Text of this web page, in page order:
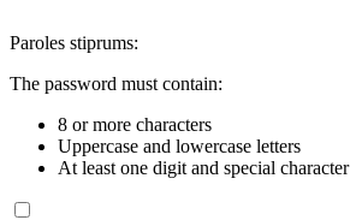
Paroles stiprums:
The password must contain:
8 or more characters
Uppercase and lowercase letters
At least one digit and special character